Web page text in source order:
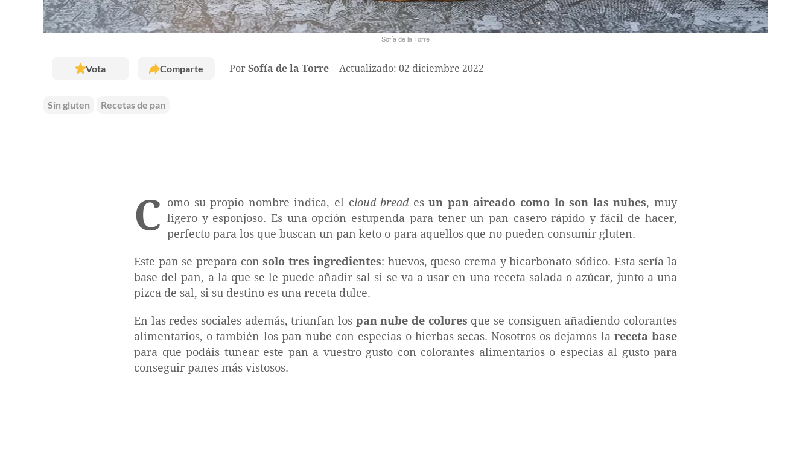
Sofía de la Torre
Vota Comparte Por Sofía de la Torre Actualizado: 02 diciembre 2022
Sin gluten Recetas de pan
C omo su propio nombre indica, el cloud breadesun pan aireado como lo son las nubes, muy
ligero y esponjoso. Es una opción estupenda para tener un pan casero rápido y fácil de hacer,
perfecto para los que buscan un pan keto o para aquellos que no pueden consumir gluten.
Este pan se prepara consolo tres ingredientes: huevos, queso crema y bicarbonato sódico. Esta sería la
base del pan, a la que se le puede añadir sal si se va a usar en una receta salada o azúcar, junto a una
pizca de sal, si su destino es una receta dulce.
En las redes sociales además, triunfan los pan nube de colores que se consiguen añadiendo colorantes
alimentarios, o también los pan nube con especias o hierbas secas. Nosotros os dejamos la receta base
para que podáis tunear este pan a vuestro gusto con colorantes alimentarios o especias al gusto para
conseguir panes más vistosos.